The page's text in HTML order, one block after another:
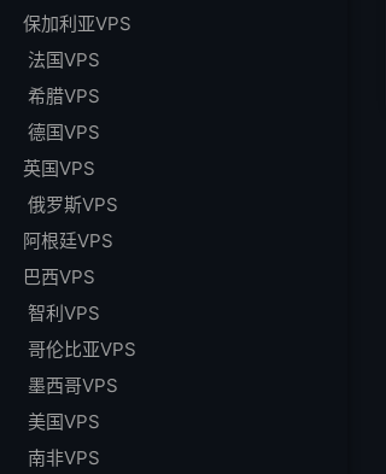
保加利亚VPS
法国VPS
希腊VPS
德国VPS
英国VPS
俄罗斯VPS
阿根廷VPS
巴西VPS
智利VPS
哥伦比亚VPS
墨西哥VPS
美国VPS
南非VPS